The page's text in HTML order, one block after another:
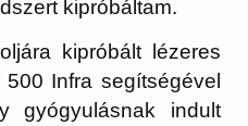
kipróbáltam.
kipróbált lézeres
Infra segítségével
gyógyulásnak indult